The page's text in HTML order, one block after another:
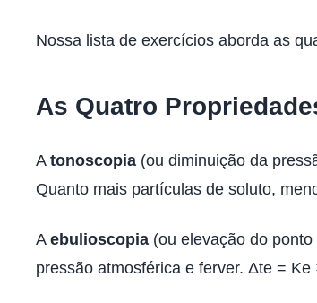
Nossa lista de exercícios aborda as
As Quatro
A tonoscopia (ou diminuição da
Quanto mais partículas de soluto,
A ebulioscopia (ou elevação do
pressão atmosférica e ferver. Δte =